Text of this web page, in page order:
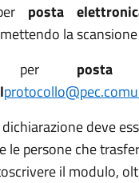
posta
la
posta
deve
le persone che
il modulo,